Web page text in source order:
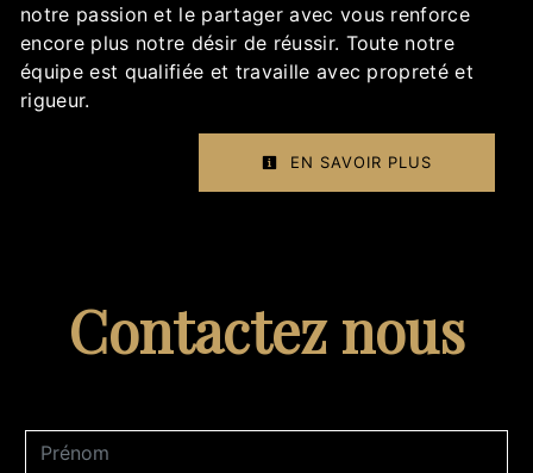
notre passion et le partager avec vous renforce
encore plus notre désir de réussir. Toute notre
équipe est qualifiée et travaille avec propreté et
rigueur.
EN SAVOIR PLUS
Contactez nous